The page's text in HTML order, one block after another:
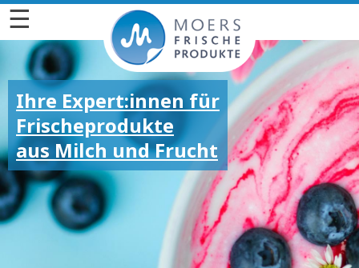
☰
Ihre Expert:innen für
Frischeprodukte
aus Milch und Frucht